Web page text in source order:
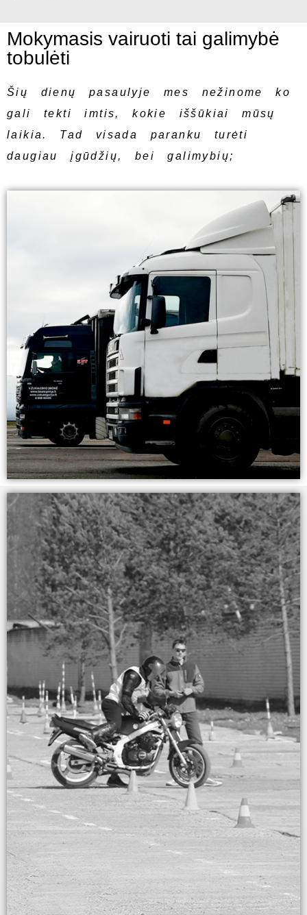
Mokymasis vairuoti tai galimybė
tobulėti
Šių dienų pasaulyje mes nežinome ko
gali tekti imtis, kokie iššūkiai mūsų
laikia. Tad visada paranku turėti
daugiau įgūdžių, bei galimybių;